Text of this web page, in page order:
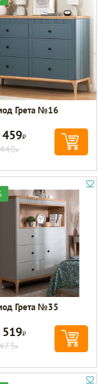
Грета №16
459Р
Р
Грета №35
519Р
Р